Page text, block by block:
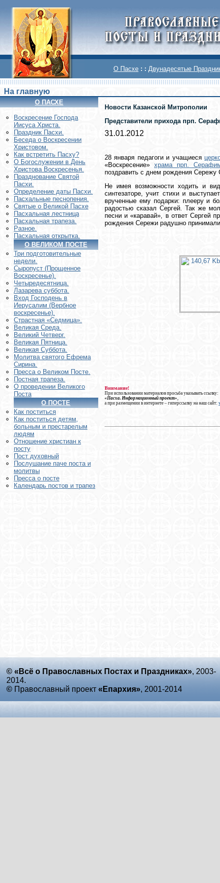
О Пасхе : : Двунадесятые
На главную
О ПАСХЕ
Воскреcение Господа
Иисуса Христа.
Праздник Пасхи.
Беседа о Воскресении
Христовом.
Как встретить Пасху?
О Богослужении в День
Христова Воскресенья.
Празднование Святой
Пасхи.
Определение даты Пасхи.
Пасхальные песнопения.
Святые о Великой Пасхе
Пасхальная лестница
Пасхальная трапеза.
Разное.
Пасхальная открытка.
О ВЕЛИКОМ ПОСТЕ
Три подготовительные
недели.
Сыропуст (Прощенное
Воскресенье).
Четыредесятница.
Лазарева суббота.
Вход Господень в
Иерусалим (Вербное
воскресенье).
Страстная «Седмица».
Великая Среда.
Великий Четверг.
Великая Пятница.
Великая Суббота.
Молитва святого Ефрема
Сирина.
Пресса о Великом Посте.
Постная трапеза.
О проведении Великого
Поста
О ПОСТЕ
Как поститься
Как поститься детям,
больным и престарелым
людям
Отношение христиан к
посту
Пост духовный
Послушание паче поста и
молитвы
Пресса о посте
Календарь постов и трапез
Новости Казанской Митрополии
Представители прихода прп.
31.01.2012
28 января педагоги и учащиеся
«Воскресение» храма прп.
поздравить с днем рождения Сережу
Не имея возможности ходить и
синтезаторе, учит стихи и
врученные ему подарки: плееру и
радостью сказал Сергей. Так же
песни и «каравай», в ответ Сергей
рождения Сережи радушно
Внимание!
При использовании материалов просьба указывать ссылку:
«Пасха. Информационный проект»,
а при размещении в интернете – гиперссылку на наш сайт:
© «Всё о Православных Постах и Праздниках», 2003-
2014.
© Православный проект «Епархия», 2001-2014